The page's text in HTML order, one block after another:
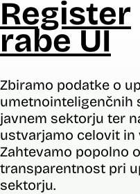
Register
rabe UI
Zbiramo podatke o
umetnointeligenčnih
javnem sektorju ter
ustvarjamo celovit in
Zahtevamo popolno
transparentnost pri
sektorju.